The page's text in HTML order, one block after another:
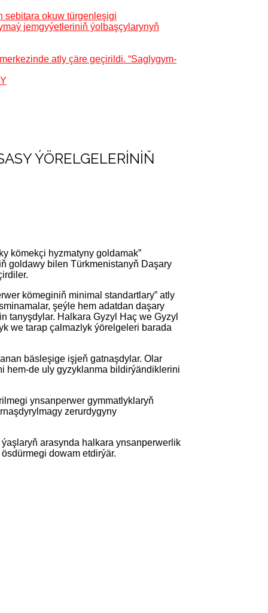
sebitara okuw türgenleşigi
jemgyýetleriniň ýolbaşçylarynyň
atly çäre geçirildi. “Saglygym-
ÝÖRELGELERINIŇ
kömekçi hyzmatyny goldamak”
goldawy bilen Türkmenistanyň Daşary
kömeginiň minimal standartlary” atly
şeýle hem adatdan daşary
tanyşdylar. Halkara Gyzyl Haç we Gyzyl
we tarap çalmazlyk ýörelgeleri barada
bäsleşige işjeň gatnaşdylar. Olar
hem-de uly gyzyklanma bildirýändiklerini
ynsanperwer gymmatlyklaryň
zerurdygyny
arasynda halkara ynsanperwerlik
dowam etdirýär.